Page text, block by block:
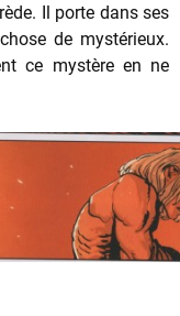
Il porte dans ses
de mystérieux.
ce mystère en ne